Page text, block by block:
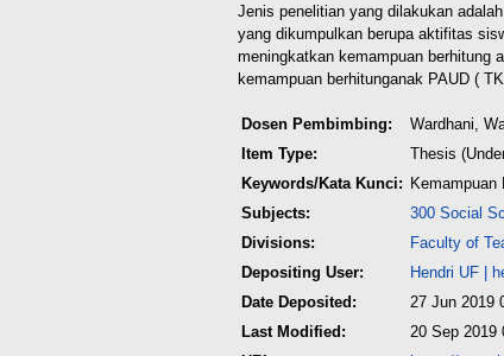
Jenis penelitian yang dilakukan
yang dikumpulkan berupa aktifitas
meningkatkan kemampuan berhitung
kemampuan berhitunganak PAUD ( TK
Dosen Pembimbing: Wardhani,
Item Type:
Thesis
Keywords/Kata Kunci: Kemampuan
Subjects:
300 Social
Divisions:
Faculty of
Depositing User:
Hendri UF |
Date Deposited:
27 Jun 2019
Last Modified:
20 Sep 2019